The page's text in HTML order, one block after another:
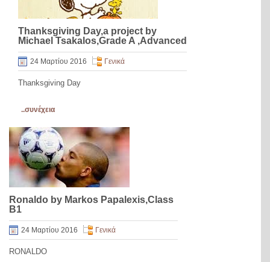
Thanksgiving Day,a project by
Michael Tsakalos,Grade A ,Advanced
24 Μαρτίου 2016 Γενικά
Thanksgiving Day
..συνέχεια
Ronaldo by Markos Papalexis,Class
B1
24 Μαρτίου 2016 Γενικά
RONALDO